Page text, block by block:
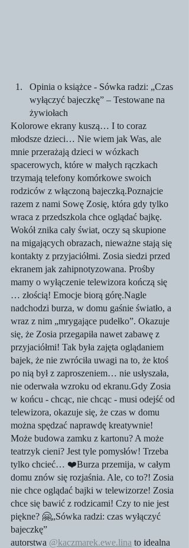
Opinia o książce - Sówka radzi: „Czas
wyłączyć bajeczkę” – Testowane na
żywiołach
Kolorowe ekrany kuszą… I to coraz
młodsze dzieci… Nie wiem jak Was, ale
mnie przerażają dzieci w wózkach
spacerowych, które w małych rączkach
trzymają telefony komórkowe swoich
rodziców z włączoną bajeczką.Poznajcie
razem z nami Sowę Zosię, która gdy tylko
wraca z przedszkola chce oglądać bajkę.
Wokół znika cały świat, oczy są skupione
na migających obrazach, nieważne stają się
kontakty z przyjaciółmi. Zosia siedzi przed
ekranem jak zahipnotyzowana. Prośby
mamy o wyłączenie telewizora kończą się
… złością! Emocje biorą górę.Nagle
nadchodzi burza, w domu gaśnie światło, a
wraz z nim „mrygające pudełko”. Okazuje
się, że Zosia przegapiła nawet zabawę z
przyjaciółmi! Tak była zajęta oglądaniem
bajek, że nie zwróciła uwagi na to, że ktoś
po nią był z zaproszeniem… nie usłyszała,
nie oderwała wzroku od ekranu.Gdy Zosia
w końcu - chcąc, nie chcąc - musi odejść od
telewizora, okazuje się, że czas w domu
można spędzać naprawdę kreatywnie!
Może budowa zamku z kartonu? A może
teatrzyk cieni? Jest tyle pomysłów! Trzeba
tylko chcieć… ❤️Burza przemija, w całym
domu znów się rozjaśnia. Ale, co to?! Zosia
nie chce oglądać bajki w telewizorze! Zosia
chce się bawić z rodzicami! Czy to nie jest
piękne? 🤗„Sówka radzi: czas wyłączyć
bajeczkę”
autorstwa @kaczmarek.ewe.lina to idealna